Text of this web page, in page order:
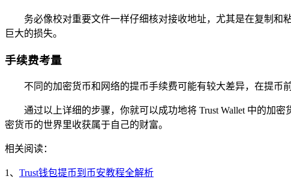
务必像校对重要文件一样仔细核对接收地址，尤其是在复制
巨大的损失。
手续费考量
不同的加密货币和网络的提币手续费可能有较大差异，在提币
通过以上详细的步骤，你就可以成功地将 Trust Wallet 中的加
密货币的世界里收获属于自己的财富。
相关阅读：
1、 Trust钱包提币到币安教程全解析